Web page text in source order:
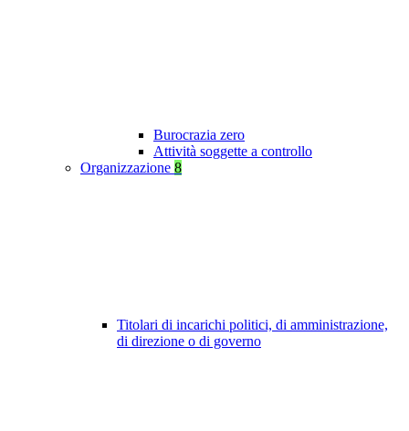
Burocrazia zero
Attività soggette a controllo
Organizzazione 8
Titolari di incarichi politici, di amministrazione,
di direzione o di governo